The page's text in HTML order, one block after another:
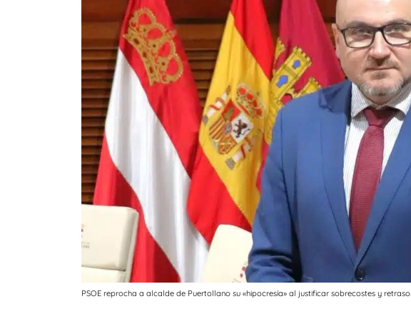
PSOE reprocha a alcalde de Puertollano su «hipocresía» al justificar sobrecostes y